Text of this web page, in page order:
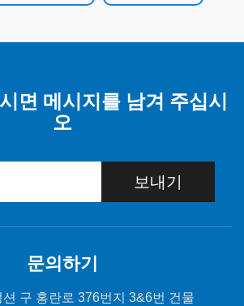
면 메시지를 남겨 주십시
오
보내기
문의하기
구 홍란로 376번지 3&6번 건물